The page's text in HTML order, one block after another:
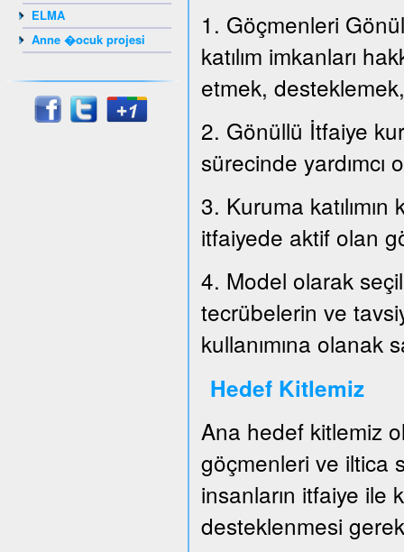
ELMA
Anne �ocuk projesi
1. Göçmenleri
katılım imkanları
etmek, desteklemek,
2. Gönüllü İtfaiye
sürecinde
3. Kuruma katılımın
itfaiyede aktif olan
4. Model olarak
tecrübelerin ve
kullanımına olanak
Hedef Kitlemiz
Ana hedef kitlemiz
göçmenleri ve iltica
insanların itfaiye ile
desteklenmesi